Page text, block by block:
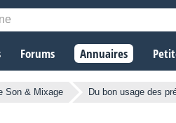
Forums Annuaires
Son & Mixage Du bon usage des